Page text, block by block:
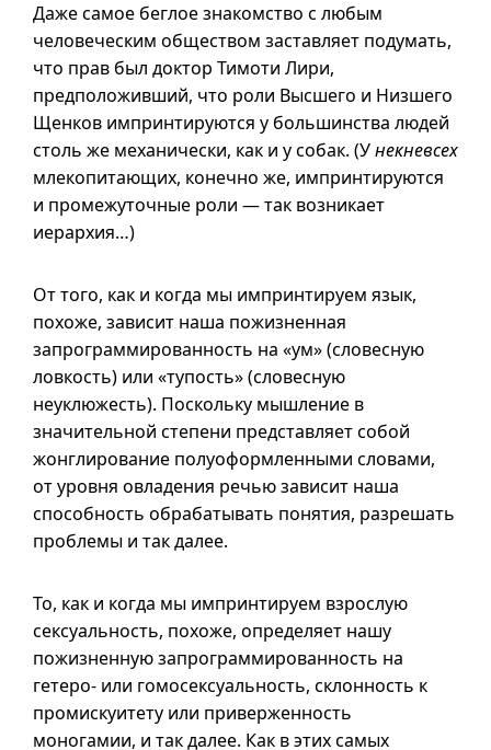
Даже самое беглое знакомство с любым
человеческим обществом заставляет подумать,
что прав был доктор Тимоти Лири,
предположивший, что роли Высшего и Низшего
Щенков импринтируются у большинства людей
столь же механически, как и усобак. (Унекневсех
млекопитающих, конечно же, импринтируются
и промежуточные роли — так возникает
иерархия…)
От того, как и когда мы импринтируем язык,
похоже, зависит наша пожизненная
запрограммированность на «ум» (словесную
ловкость) или «тупость» (словесную
неуклюжесть). Поскольку мышление в
значительной степени представляет собой
жонглирование полуоформленными словами,
от уровня овладения речью зависит наша
способность обрабатывать понятия, разрешать
проблемы и так далее.
То, как и когда мы импринтируем взрослую
сексуальность, похоже, определяет нашу
пожизненную запрограммированность на
гетеро- или гомосексуальность, склонность к
промискуитету или приверженность
моногамии, и так далее. Как в этих самых